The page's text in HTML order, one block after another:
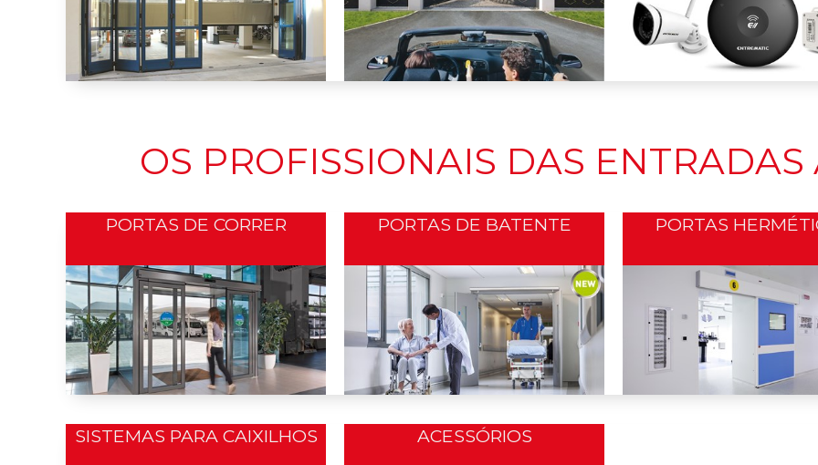
OS PROFISSIONAIS DAS
PORTAS DE CORRER PORTAS DE BATENTE PORTAS
SISTEMAS PARA CAIXILHOS ACESSÓRIOS